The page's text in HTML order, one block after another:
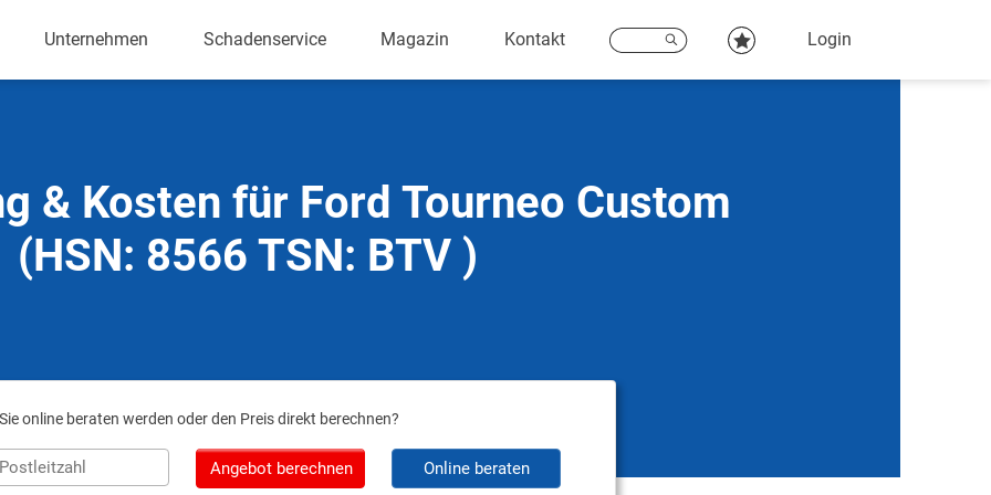
Unternehmen Schadenservice Magazin Kontakt Login
& Kosten für Ford Tourneo Custom
(HSN: 8566 TSN: BTV )
online beraten werden oder den Preis direkt berechnen?
Angebot berechnen Online beraten